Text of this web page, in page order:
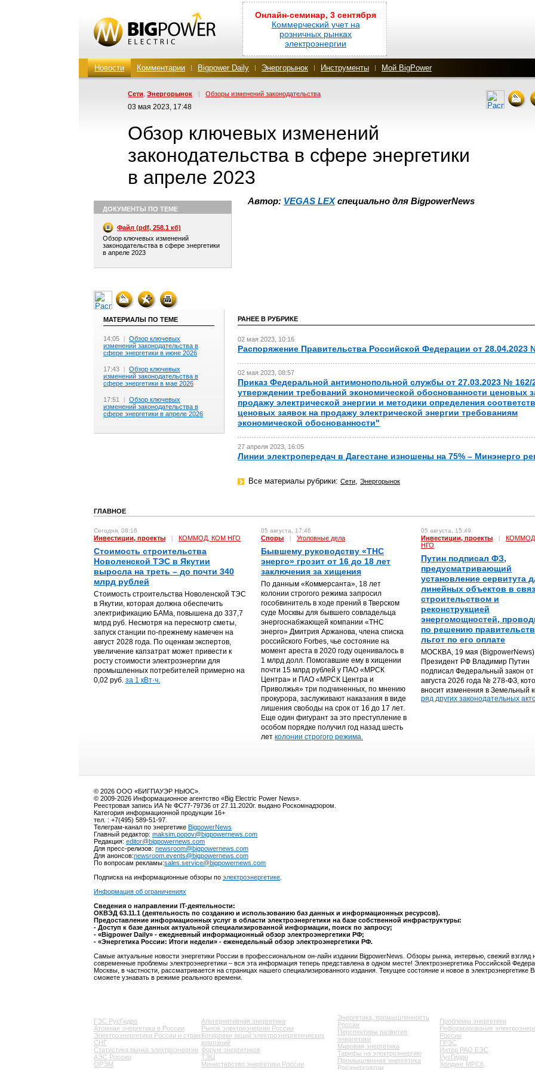
Онлайн-семинар, 3 сентября
Коммерческий учет на
розничных рынках
электроэнергии
Новости Комментарии Bigpower Daily Энергорынок Инструменты Мой BigPower
Сети Энергорынок | Обзоры изменений законодательства
03 мая 2023, 17:48
Обзор ключевых изменений
законодательства в сфере энергетики
в апреле 2023
ДОКУМЕНТЫ ПО ТЕМЕ
Файл (pdf, 258.1 кб)
Обзор ключевых изменений
законодательства в сфере энергетики
в апреле 2023
Автор: VEGAS LEX специально для BigpowerNews
МАТЕРИАЛЫ ПО ТЕМЕ
14:05 | Обзор ключевых
изменений законодательства в
сфере энергетики в июне 2026
17:43 | Обзор ключевых
изменений законодательства в
сфере энергетики в мае 2026
17:51 | Обзор ключевых
изменений законодательства в
сфере энергетики в апреле 2026
РАНЕЕ В РУБРИКЕ
02 мая 2023, 10:16
Распоряжение Правительства Российской Федерации от 28.04.2023
02 мая 2023, 08:57
Приказ Федеральной антимонопольной службы от 27.03.2023 № 162/
утверждении требований экономической обоснованности ценовых
продажу электрической энергии и методики определения
ценовых заявок на продажу электрической энергии требованиям
экономической обоснованности"
27 апреля 2023, 16:05
Линии электропередач в Дагестане изношены на 75% – Минэнерго
Все материалы рубрики: Сети, Энергорынок
ГЛАВНОЕ
Сегодня, 08:16
Инвестиции, проекты | КОММОД, КОМ НГО
Стоимость строительства
Новоленской ТЭС в Якутии
выросла на треть – до почти 340
млрд рублей
Стоимость строительства Новоленской ТЭС
в Якутии, которая должна обеспечить
электрификацию БАМа, повышена до 337,7
млрд руб. Несмотря на пересмотр сметы,
запуск станции по-прежнему намечен на
август 2028 года. По оценкам экспертов,
увеличение капзатрат может привести к
росту стоимости электроэнергии для
промышленных потребителей примерно на
0,02 руб. за 1 кВт·ч.
05 августа, 17:46
Споры | Уголовные дела
Бывшему руководству «ТНС
энерго» грозит от 16 до 18 лет
заключения за хищения
По данным «Коммерсанта», 18 лет
колонии строгого режима запросил
гособвинитель в ходе прений в Тверском
суде Москвы для бывшего совладельца
энергоснабжающей компании «ТНС
энерго» Дмитрия Аржанова, члена списка
российского Forbes, чье состояние на
момент ареста в 2020 году оценивалось в
1 млрд долл. Помогавшие ему в хищении
почти 15 млрд рублей у ПАО «МРСК
Центра» и ПАО «МРСК Центра и
Приволжья» три подчиненных, по мнению
прокурора, заслуживают наказания в виде
лишения свободы на срок от 16 до 17 лет.
Еще один фигурант за это преступление в
особом порядке получил год назад шесть
лет колонии строгого режима.
05 августа, 15:49
Инвестиции, проекты |
НГО
Путин подписал ФЗ,
предусматривающий
установление сервитута
линейных объектов в
строительством и
реконструкцией
энергомощностей,
по решению
льгот по его оплате
МОСКВА, 19 мая (BigpowerNews)
Президент РФ Владимир Путин
подписал Федеральный закон от
августа 2026 года № 278-ФЗ,
вносит изменения в Земельный
ряд других законодательных
© 2026 ООО «БИГПАУЭР НЬЮС».
© 2009-2026 Информационное агентство «Big Electric Power News».
Реестровая запись ИА № ФС77-79736 от 27.11.2020г. выдано Роскомнадзором.
Категория информационной продукции 16+
тел. : +7(495) 589-51-97.
Телеграм-канал по энергетике BigpowerNews
Главный редактор: maksim.popov@bigpowernews.com
Редакция: editor@bigpowernews.com
Для пресс-релизов: newsroom@bigpowernews.com
Для анонсов:newsroom.events@bigpowernews.com
По вопросам рекламы:sales.service@bigpowernews.com
Подписка на информационные обзоры по электроэнергетике
Информация об ограничениях
Сведения о направлении IT-деятельности:
ОКВЭД 63.11.1 (деятельность по созданию и использованию баз данных и информационных ресурсов).
Предоставление информационных услуг в области электроэнергетики на базе собственной инфраструктуры:
- Доступ к базе данных актуальной специализированной информации, поиск по запросу;
- «Bigpower Daily» - ежедневный информационный обзор электроэнергетики РФ;
- «Энергетика России: Итоги недели» - еженедельный обзор электроэнергетики РФ.
Самые актуальные новости энергетики России в профессиональном он-лайн издании BigpowerNews. Обзоры рынка, интервью, свежий взгляд
современные проблемы электроэнергетики – вся эта информация теперь представлена в одном месте! Электроэнергетика Российской
Москвы, в частности, рассматривается на страницах нашего специализированного издания. Текущее состояние и новое в электроэнергетике
сможете узнавать в режиме реального времени.
ГЭС РусГидро
Атомная энергетика в России
Электроэнергетика России и стран
СНГ
Статистика рынка электроэнергии
АЭС России
ОРЭМ
Альтернативная энергетика
Рынок электроэнергии России
Котировки акций электроэнергетических
компаний
Форум энергетиков
ТЭЦ
Министерство энергетики России
Энергетика, промышленность
России
Перспективы развития
энергетики
Мировая энергетика
Тарифы на электроэнергию
Промышленная энергетика
Росэнергоатом
Проблемы энергетики
Реформирование
России
ГРЭС
Интер РАО ЕЭС
РусГидро
Холдинг МРСК